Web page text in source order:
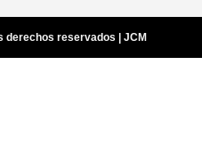
derechos reservados | JCM